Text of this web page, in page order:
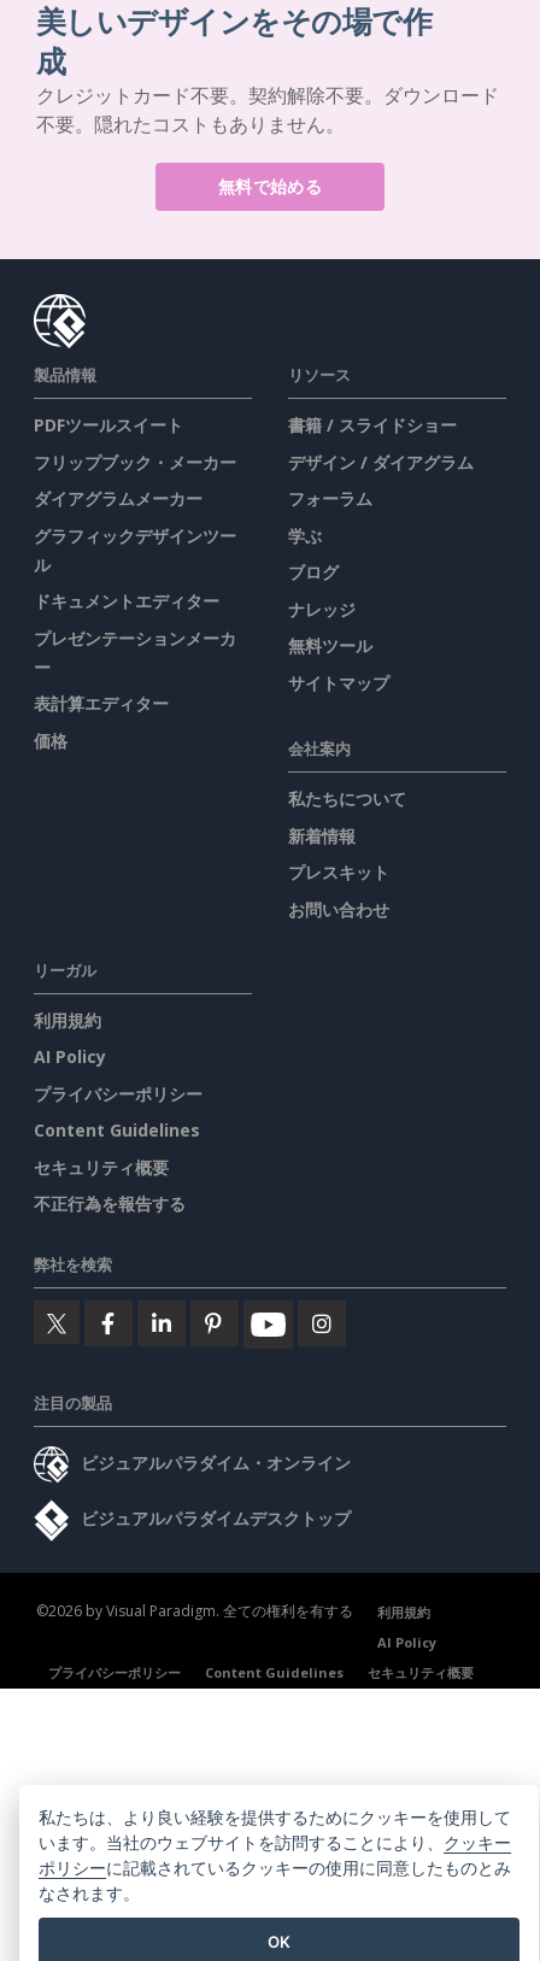
美しいデザインをその場で作
成
クレジットカード不要。契約解除不要。ダウンロード
不要。隠れたコストもありません。
無料で始める
製品情報
PDFツールスイート
フリップブック・メーカー
ダイアグラムメーカー
グラフィックデザインツー
ル
ドキュメントエディター
プレゼンテーションメーカ
ー
表計算エディター
価格
リソース
書籍 / スライドショー
デザイン / ダイアグラム
フォーラム
学ぶ
ブログ
ナレッジ
無料ツール
サイトマップ
会社案内
私たちについて
新着情報
プレスキット
お問い合わせ
リーガル
利用規約
AI Policy
プライバシーポリシー
Content Guidelines
セキュリティ概要
不正行為を報告する
弊社を検索
注目の製品
ビジュアルパラダイム・オンライン
ビジュアルパラダイムデスクトップ
©2026 by Visual Paradigm. 全ての権利を有する
利用規約
AI Policy
プライバシーポリシー
Content Guidelines セキュリティ概要
私たちは、より良い経験を提供するためにクッキーを使用して
います。当社のウェブサイトを訪問することにより、 クッキー
ポリシーに記載されているクッキーの使用に同意したものとみ
なされます。
OK